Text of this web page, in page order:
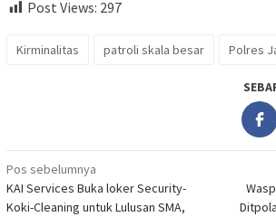
Post Views: 297
Kirminalitas patroli skala besar Polres
Navigasi
pos
Pos sebelumnya
KAI Services Buka loker Security-
Koki-Cleaning untuk Lulusan SMA,